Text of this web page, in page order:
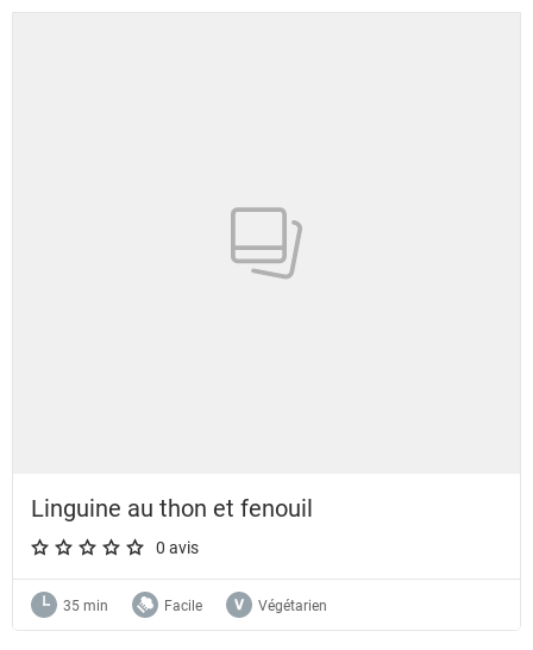
Linguine au thon et fenouil
A star rating of 0 out of 5.
0 avis
35 min Facile Végétarien